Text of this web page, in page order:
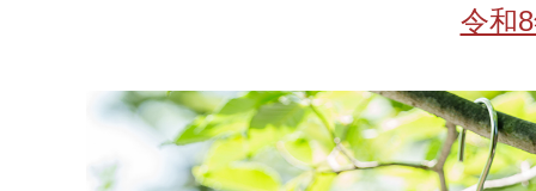
鍋 旬の食
健康/美容 ペット
令和